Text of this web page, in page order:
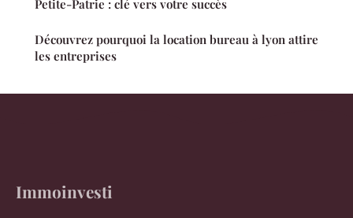
Petite-Patrie : clé vers votre succès
Découvrez pourquoi la location bureau à lyon attire
les entreprises
Immoinvesti